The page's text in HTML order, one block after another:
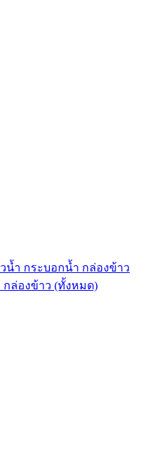
น้ำ กระบอกน้ำ กล่องข้าว
ล่องข้าว (ทั้งหมด)